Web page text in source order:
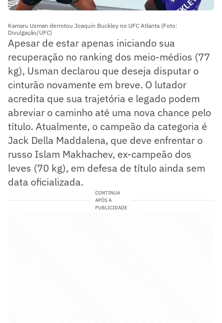
Kamaru Usman derrotou Joaquin Buckley no UFC Atlanta (Foto:
Divulgação/UFC)
Apesar de estar apenas iniciando sua
recuperação no ranking dos meio-médios (77
kg), Usman declarou que deseja disputar o
cinturão novamente em breve. O lutador
acredita que sua trajetória e legado podem
abreviar o caminho até uma nova chance pelo
título. Atualmente, o campeão da categoria é
Jack Della Maddalena, que deve enfrentar o
russo Islam Makhachev, ex-campeão dos
leves (70 kg), em defesa de título ainda sem
data oficializada.
CONTINUA
APÓS A
PUBLICIDADE